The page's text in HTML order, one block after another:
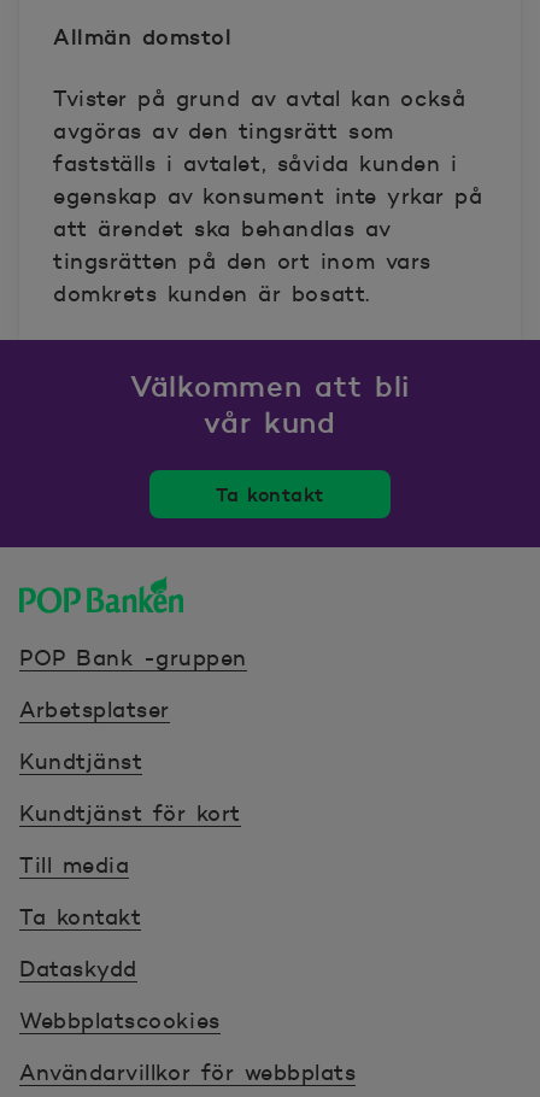
Allmän domstol
Tvister på grund av avtal kan också
avgöras av den tingsrätt som
fastställs i avtalet, såvida kunden i
egenskap av konsument inte yrkar på
att ärendet ska behandlas av
tingsrätten på den ort inom vars
domkrets kunden är bosatt.
Välkommen att bli
vår kund
Ta kontakt
POP Bank -gruppen
Arbetsplatser
Kundtjänst
Kundtjänst för kort
Till media
Ta kontakt
Dataskydd
Webbplatscookies
Användarvillkor för webbplats